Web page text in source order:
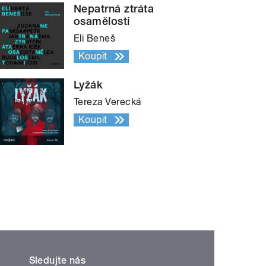
Nepatrná ztráta
osamělosti
Eli Beneš
Koupit
Lyžák
Tereza Verecká
Koupit
Sledujte nás